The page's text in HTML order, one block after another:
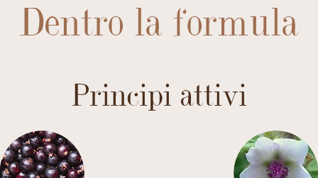
Dentro la formula
Principi attivi